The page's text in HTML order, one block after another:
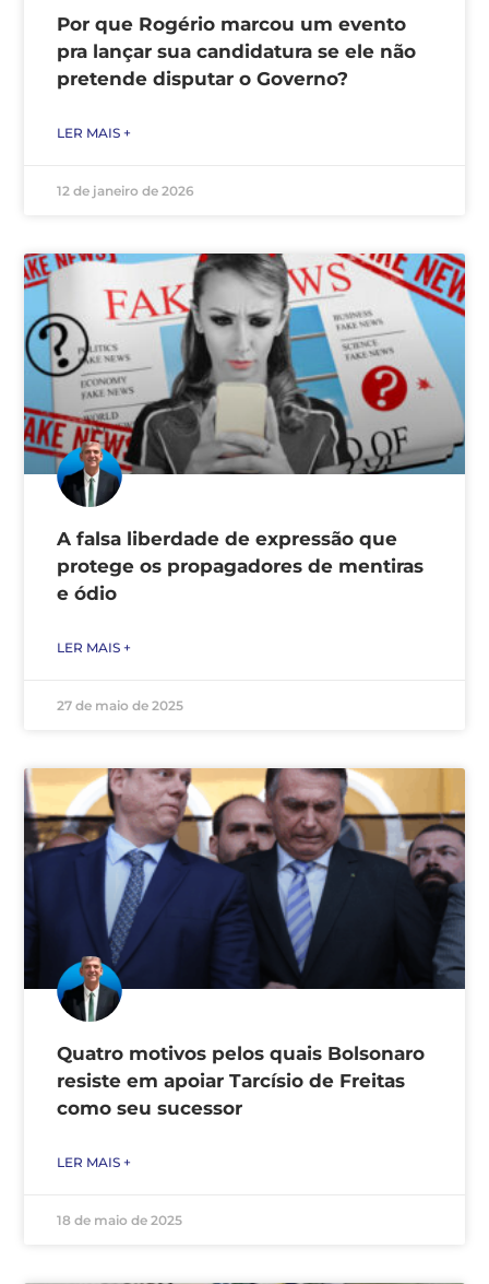
Por que Rogério marcou um evento
pra lançar sua candidatura se ele não
pretende disputar o Governo?
LER MAIS +
12 de janeiro de 2026
A falsa liberdade de expressão que
protege os propagadores de mentiras
e ódio
LER MAIS +
27 de maio de 2025
Quatro motivos pelos quais Bolsonaro
resiste em apoiar Tarcísio de Freitas
como seu sucessor
LER MAIS +
18 de maio de 2025